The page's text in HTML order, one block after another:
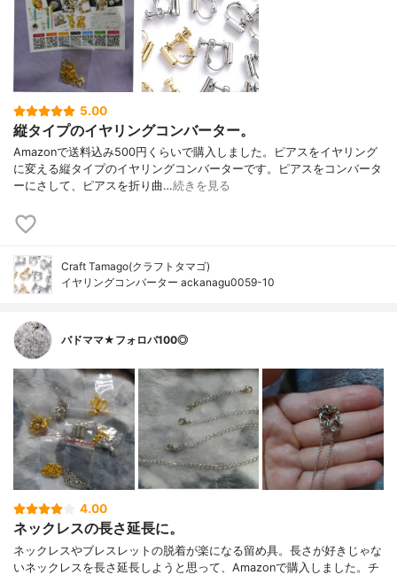
5.00
縦タイプのイヤリングコンバーター。
Amazonで送料込み500円くらいで購入しました。ピアスをイヤリング
に変える縦タイプのイヤリングコンバーターです。ピアスをコンバータ
ーにさして、ピアスを折り曲…続きを見る
Craft Tamago(クラフトタマゴ)
イヤリングコンバーター ackanagu0059-10
バドママ★フォロバ100◎
4.00
ネックレスの長さ延長に。
ネックレスやブレスレットの脱着が楽になる留め具。長さが好きじゃな
いネックレスを長さ延長しようと思って、Amazonで購入しました。チ